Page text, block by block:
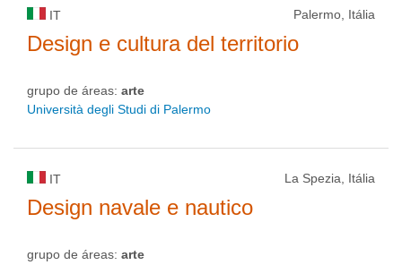
IT Palermo, Itália
Design e cultura del territorio
grupo de áreas: arte
Università degli Studi di Palermo
IT La Spezia, Itália
Design navale e nautico
grupo de áreas: arte